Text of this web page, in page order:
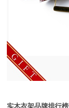
实木衣架品牌排行榜